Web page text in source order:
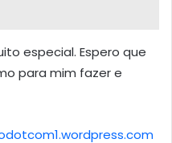
especial. Espero que
para mim fazer e